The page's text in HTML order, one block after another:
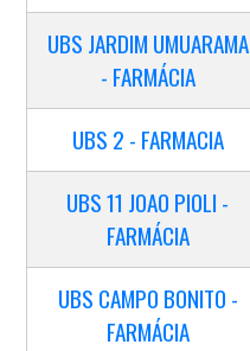
UBS JARDIM UMUARAMA
- FARMÁCIA
UBS 2 - FARMACIA
UBS 11 JOAO PIOLI -
FARMÁCIA
UBS CAMPO BONITO -
FARMÁCIA